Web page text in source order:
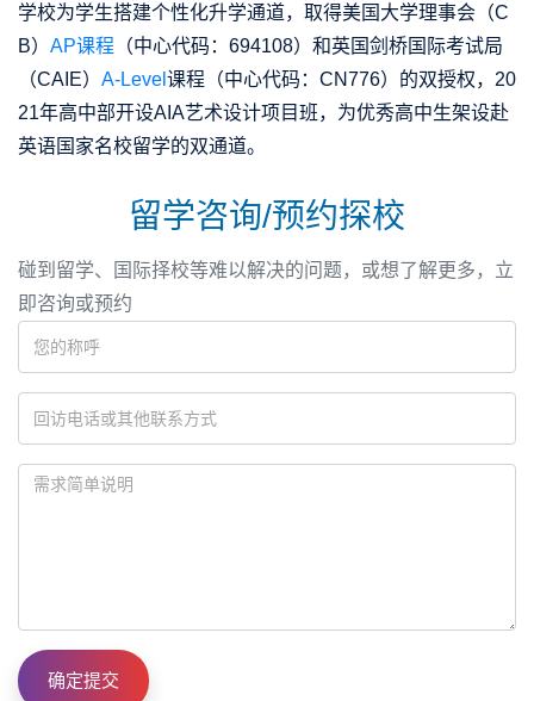
学校为学生搭建个性化升学通道，取得美国大学理事会（C
B） AP课程 （中心代码：694108）和英国剑桥国际考试局
（CAIE） A-Level 课程（中心代码：CN776）的双授权，20
21年高中部开设AIA艺术设计项目班，为优秀高中生架设赴
英语国家名校留学的双通道。
留学咨询/预约探校
碰到留学、国际择校等难以解决的问题，或想了解更多，立
即咨询或预约